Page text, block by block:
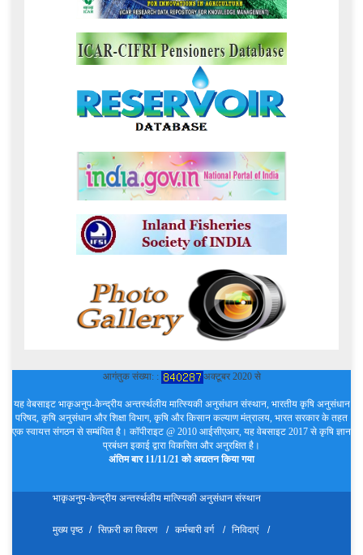
आगंतुक संख्या: : अक्टूबर 2020 से
यह वेबसाइट भाकृअनुप-केन्द्रीय अन्तर्स्थलीय मात्स्यिकी अनुसंधान संस्थान, भारतीय कृषि अनुसंधान
परिषद, कृषि अनुसंधान और शिक्षा विभाग, कृषि और किसान कल्याण मंत्रालय, भारत सरकार के तहत
एक स्वायत्त संगठन से सम्बंधित है। कॉपीराइट @ 2010 आईसीएआर, यह वेबसाइट 2017 से कृषि ज्ञान
प्रबंधन इकाई द्वारा विकसित और अनुरक्षित है।
अंतिम बार 11/11/21 को अद्यतन किया गया
भाकृअनुप-केन्द्रीय अन्तर्स्थलीय मात्स्यिकी अनुसंधान संस्थान
मुख्य पृष्ठ सिफ़री का विवरण कर्मचारी वर्ग निविदाएं